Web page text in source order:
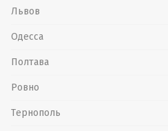
Львов
Одесса
Полтава
Ровно
Тернополь